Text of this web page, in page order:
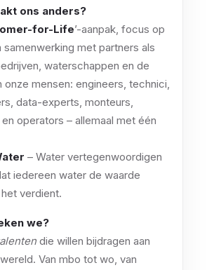
ons anders?
for-Life’-aanpak, focus op
samenwerking met partners als
waterschappen en de
onze mensen: engineers, technici,
data-experts, monteurs,
operators – allemaal met één
– Water vertegenwoordigen
iedereen water de waarde
verdient.
we?
die willen bijdragen aan
Van mbo tot wo, van